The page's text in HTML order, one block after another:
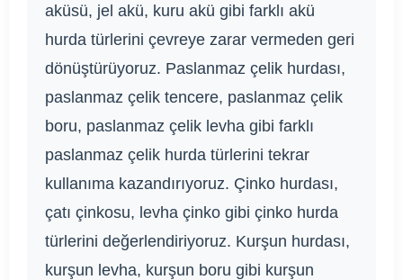
aküsü, jel akü, kuru akü gibi farklı akü
hurda türlerini çevreye zarar vermeden geri
dönüştürüyoruz. Paslanmaz çelik hurdası,
paslanmaz çelik tencere, paslanmaz çelik
boru, paslanmaz çelik levha gibi farklı
paslanmaz çelik hurda türlerini tekrar
kullanıma kazandırıyoruz. Çinko hurdası,
çatı çinkosu, levha çinko gibi çinko hurda
türlerini değerlendiriyoruz. Kurşun hurdası,
kurşun levha, kurşun boru gibi kurşun